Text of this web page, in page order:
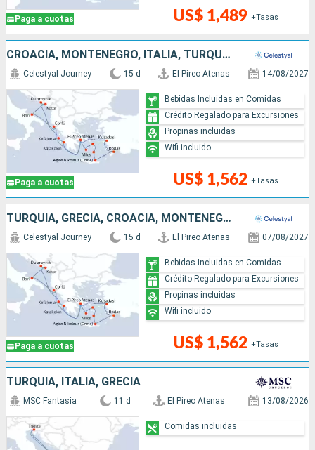
Paga a cuotas US$ 1,489 +Tasas
CROACIA, MONTENEGRO, ITALIA, TURQUÍA, GRECIA
Paga a cuotas
Celestyal Journey 15 d El Pireo Atenas 14/08/2027
US$ 1,562 +Tasas
Bebidas Incluidas en Comidas
Crédito Regalado para Excursiones
Propinas incluidas
Wifi incluido
TURQUÍA, GRECIA, CROACIA, MONTENEGRO, ITALIA
Paga a cuotas
Celestyal Journey 15 d El Pireo Atenas 07/08/2027
US$ 1,562 +Tasas
Bebidas Incluidas en Comidas
Crédito Regalado para Excursiones
Propinas incluidas
Wifi incluido
TURQUÍA, ITALIA, GRECIA
MSC Fantasia 11 d El Pireo Atenas 13/08/2026
Comidas incluidas